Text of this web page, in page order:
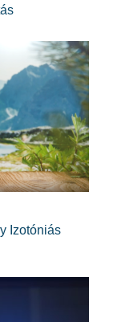
Izotóniás